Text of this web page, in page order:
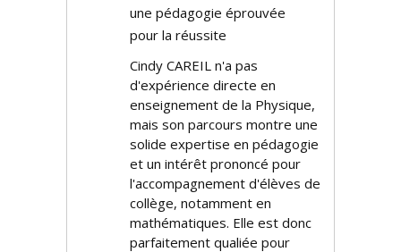
une pédagogie éprouvée
pour la réussite
Cindy CAREIL n'a pas
d'expérience directe en
enseignement de la Physique,
mais son parcours montre une
solide expertise en pédagogie
et un intérêt prononcé pour
l'accompagnement d'élèves de
collège, notamment en
mathématiques. Elle est donc
parfaitement qualifiée pour